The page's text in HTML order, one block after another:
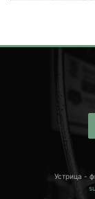
Устрица -